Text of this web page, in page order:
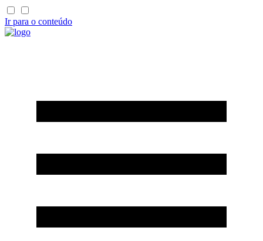
Ir para o conteúdo